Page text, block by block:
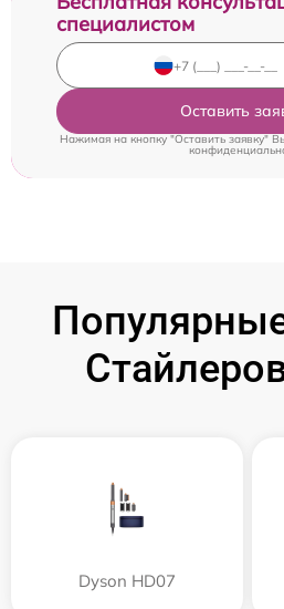
специалистом
Оставить
Нажимая на кнопку "Оставить заявку"
Dyson HD07